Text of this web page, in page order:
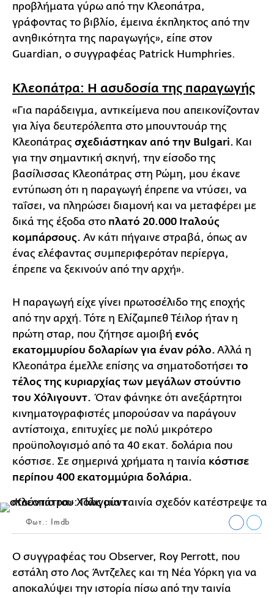
προβλήματα γύρω από την Κλεοπάτρα,
γράφοντας το βιβλίο, έμεινα έκπληκτος από την
ανηθικότητα της παραγωγής», είπε στον
Guardian, ο συγγραφέας Patrick Humphries.
Κλεοπάτρα: Η ασυδοσία της παραγωγής
«Για παράδειγμα, αντικείμενα που απεικονίζονταν
για λίγα δευτερόλεπτα στο μπουντουάρ της
Κλεοπάτρας σχεδιάστηκαν από την Bulgari. Και
για την σημαντική σκηνή, την είσοδο της
βασίλισσας Κλεοπάτρας στη Ρώμη, μου έκανε
εντύπωση ότι η παραγωγή έπρεπε να ντύσει, να
ταΐσει, να πληρώσει διαμονή και να μεταφέρει με
δικά της έξοδα στο πλατό 20.000 Ιταλούς
κομπάρσους. Αν κάτι πήγαινε στραβά, όπως αν
ένας ελέφαντας συμπεριφερόταν περίεργα,
έπρεπε να ξεκινούν από την αρχή».
Η παραγωγή είχε γίνει πρωτοσέλιδο της εποχής
από την αρχή. Τότε η Ελίζαμπεθ Τέιλορ ήταν η
πρώτη σταρ, που ζήτησε αμοιβή ενός
εκατομμυρίου δολαρίων για έναν ρόλο. Αλλά η
Κλεοπάτρα έμελλε επίσης να σηματοδοτήσει το
τέλος της κυριαρχίας των μεγάλων στούντιο
του Χόλιγουντ. Όταν φάνηκε ότι ανεξάρτητοι
κινηματογραφιστές μπορούσαν να παράγουν
αντίστοιχα, επιτυχίες με πολύ μικρότερο
προϋπολογισμό από τα 40 εκατ. δολάρια που
κόστισε. Σε σημερινά χρήματα η ταινία κόστισε
περίπου 400 εκατομμύρια δολάρια.
Φωτ.: Imdb
Ο συγγραφέας του Observer, Roy Perrott, που
εστάλη στο Λος Άντζελες και τη Νέα Υόρκη για να
αποκαλύψει την ιστορία πίσω από την ταινία